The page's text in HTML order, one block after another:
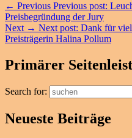
← Previous Previous post:
Preisbegründung der Jury
Next → Next post: Dank für
Preisträgerin Halina Pollum
Primärer
Search for:
Neueste Beiträge